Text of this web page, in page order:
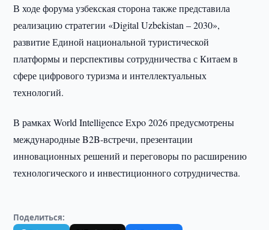
В ходе форума узбекская сторона также представила
реализацию стратегии «Digital Uzbekistan – 2030»,
развитие Единой национальной туристической
платформы и перспективы сотрудничества с Китаем в
сфере цифрового туризма и интеллектуальных
технологий.
В рамках World Intelligence Expo 2026 предусмотрены
международные B2B-встречи, презентации
инновационных решений и переговоры по расширению
технологического и инвестиционного сотрудничества.
Поделиться: